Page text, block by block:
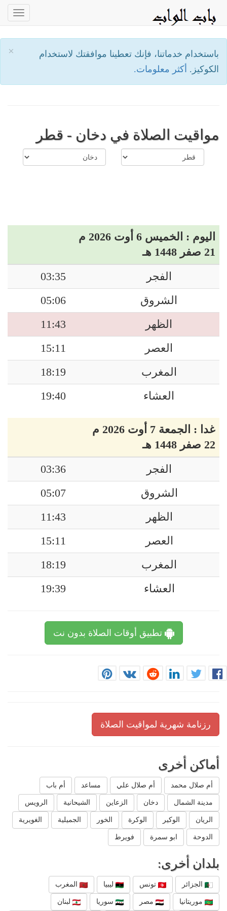
×
باستخدام خدماتنا، فإنك تعطينا موافقتك لاستخدام
الكوكيز. أكثر معلومات.
مواقيت الصلاة في دخان - قطر
اليوم : الخميس 6 أوت 2026 م
21 صفر 1448 هـ
الفجر
03:35
الشروق
05:06
الظهر
11:43
العصر
15:11
المغرب
18:19
العشاء
19:40
غدا : الجمعة 7 أوت 2026 م
22 صفر 1448 هـ
الفجر
03:36
الشروق
05:07
الظهر
11:43
العصر
15:11
المغرب
18:19
العشاء
19:39
تطبيق أوقات الصلاة بدون نت
رزنامة شهرية لمواقيت الصلاة
أماكن أخرى
أم صلال محمد أم صلال علي مساعد أم باب
مدينة الشمال دخان الزعاين الشيحانية الرويس
الريان الوكير الوكرة الخور الجميلية الغويرية
الدوحة ابو سمرة فويرط
بلدان أخرى:
الجزائر تونس ليبيا المغرب
موريتانيا مصر سوريا لبنان